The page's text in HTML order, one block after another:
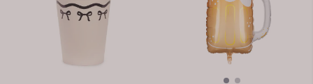
20 x 18 cm Materiale: Kartong
Farge: Gull Antall: 4 stk Tips:
Kombiner med ballonger, lys
og servietter i gull eller nøytrale
toner for et helhetlig uttrykk.